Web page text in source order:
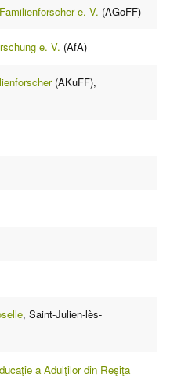
e. V. (AGoFF)
e. V. (AfA)
(AKuFF),
, Saint-Julien-lès-
a Adulţilor din Reşiţa